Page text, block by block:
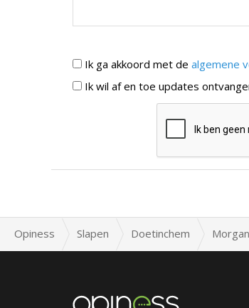
Ik ga akkoord met de algemene
Ik wil af en toe updates
Opiness Slapen Doetinchem